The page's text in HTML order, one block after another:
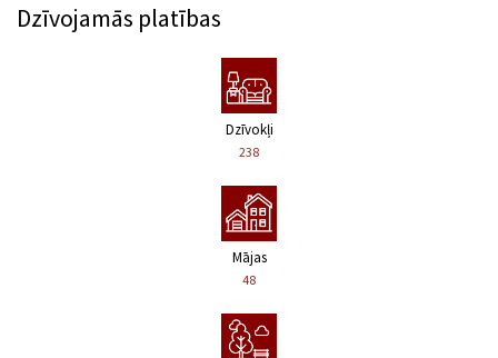
Dzīvojamās platības
Dzīvokļi
238
Mājas
48